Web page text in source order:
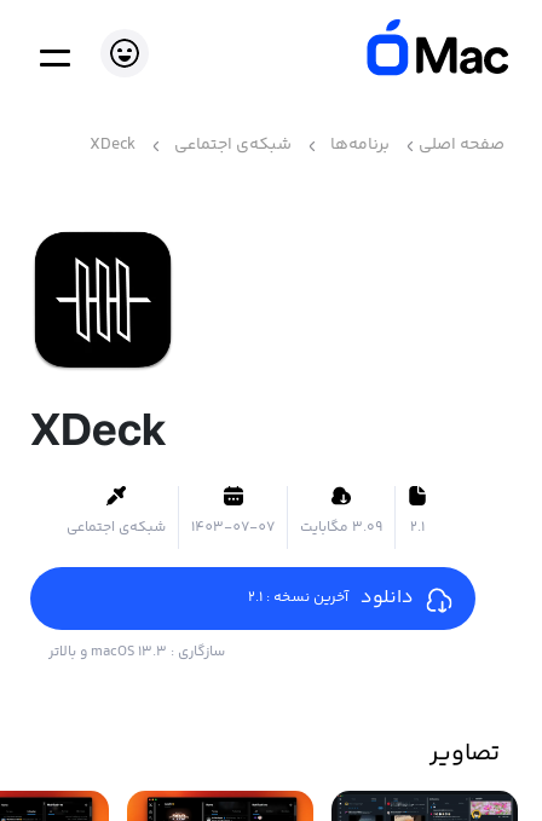
صفحه اصلی برنامه‌ها شبکه‌ی اجتماعی XDeck
XDeck
2.1 ۳.۰۹ مگابایت 1403-07-07 شبکه‌ی اجتماعی
دانلود آخرین نسخه : 2.1
سازگاری : macOS 13.3 و بالاتر
تصاویر